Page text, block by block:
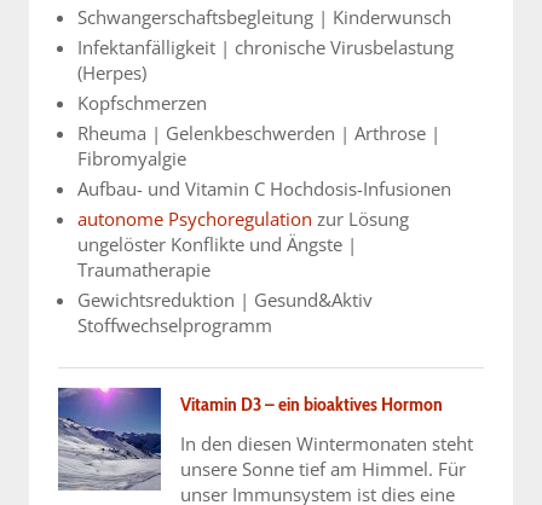
Schwangerschaftsbegleitung | Kinderwunsch
Infektanfälligkeit | chronische Virusbelastung
(Herpes)
Kopfschmerzen
Rheuma | Gelenkbeschwerden | Arthrose |
Fibromyalgie
Aufbau- und Vitamin C Hochdosis-Infusionen
autonome Psychoregulation zur Lösung
ungelöster Konflikte und Ängste |
Traumatherapie
Gewichtsreduktion | Gesund&Aktiv
Stoffwechselprogramm
Vitamin D3 – ein bioaktives Hormon
In den diesen Wintermonaten steht
unsere Sonne tief am Himmel. Für
unser Immunsystem ist dies eine